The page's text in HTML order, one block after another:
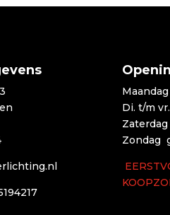
Di. t/m
Zaterdag
Zondag